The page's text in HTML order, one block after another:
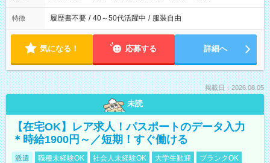
特徴 履歴書不要 / 40～50代活躍中 / 服装自由
気になる！ 応募する 詳細へ
掲載日：2026.08.05
未読
【在宅OK】レア求人！パスポートのデータ入力
＊時給1900円～／短期！すぐ働ける
派遣 職種未経験OK 社会人未経験OK 大学生歓迎 ブランクOK